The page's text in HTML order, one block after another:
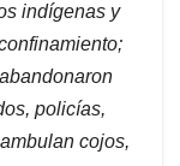
indígenas y
policías,
cojos,